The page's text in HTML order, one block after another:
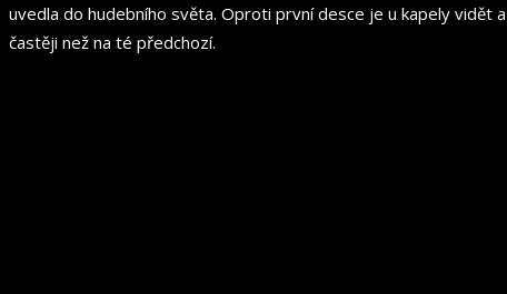
uvedla do hudebního světa. Oproti první desce je u kapely vidět
častěji než na té předchozí.